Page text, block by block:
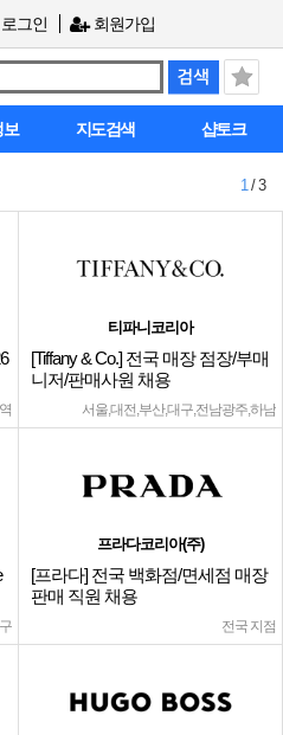
로그인 회원가입
보 지도검색 샵토크
1/ 3
티파니코리아
[Tiffany & Co.] 전국 매장 점장/부매
니저/판매사원 채용
서울,대전,부산,대구,전남광주,하남
프라다코리아(주)
[프라다] 전국 백화점/면세점 매장
판매 직원 채용
전국 지점